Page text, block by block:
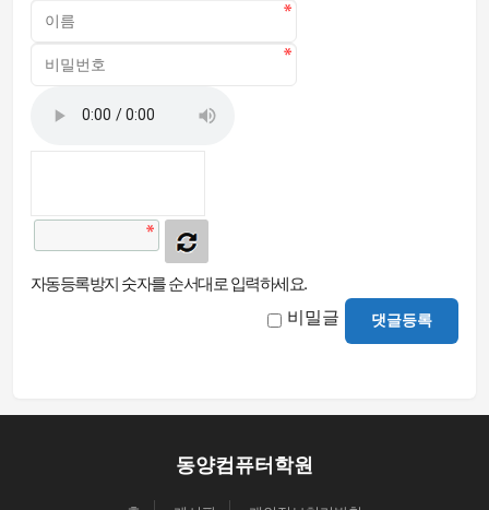
자동등록방지 숫자를 순서대로 입력하세요.
비밀글 댓글등록
동양컴퓨터학원